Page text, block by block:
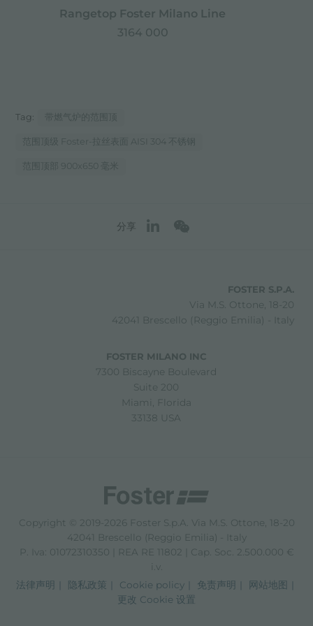
Rangetop Foster Milano Line
3164 000
Tag: 带燃气炉的范围顶
范围顶级 Foster-拉丝表面 AISI 304 不锈钢
范围顶部 900x650 毫米
分享
FOSTER S.P.A.
Via M.S. Ottone, 18-20
42041 Brescello (Reggio Emilia) - Italy
FOSTER MILANO INC
7300 Biscayne Boulevard
Suite 200
Miami, Florida
33138 USA
Copyright © 2019-2026 Foster S.p.A. Via M.S. Ottone, 18-20
42041 Brescello (Reggio Emilia) - Italy
P. Iva: 01072310350 | REA RE 11802 | Cap. Soc. 2.500.000 €
i.v.
法律声明
隐私政策 Cookie policy 免责声明
网站地图
更改 Cookie 设置